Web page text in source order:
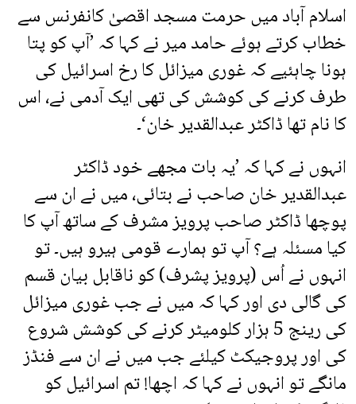
اسلام آباد میں حرمت مسجد اقصیٰ کانفرنس سے
خطاب کرتے ہوئے حامد میر نے کہا کہ ’آپ کو پتا
ہونا چاہئیے کہ غوری میزائل کا رخ اسرائیل کی
طرف کرنے کی کوشش کی تھی ایک آدمی نے، اس
کا نام تھا ڈاکٹر عبدالقدیر خان‘۔
انہوں نے کہا کہ ’یہ بات مجھے خود ڈاکٹر
عبدالقدیر خان صاحب نے بتائی، میں نے ان سے
پوچھا ڈاکٹر صاحب پرویز مشرف کے ساتھ آپ کا
کیا مسئلہ ہے؟ آپ تو ہمارے قومی ہیرو ہیں۔ تو
انہوں نے اُس (پرویز پشرف) کو ناقابل بیان قسم
کی گالی دی اور کہا کہ میں نے جب غوری میزائل
کی رینج 5 ہزار کلومیٹر کرنے کی کوشش شروع
کی اور پروجیکٹ کیلئے جب میں نے ان سے فنڈز
مانگے تو انہوں نے کہا کہ اچھا! تم اسرائیل کو